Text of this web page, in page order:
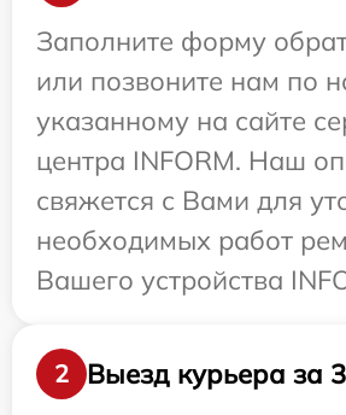
Заполните форму
или позвоните нам по
указанному на сайте
центра INFORM. Наш
свяжется с Вами для
необходимых работ
Вашего устройства
2
Выезд курьера за